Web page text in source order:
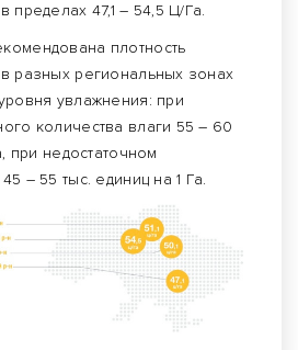
пределах 47,1 – 54,5 Ц/Га.
плотность
разных региональных зонах
увлажнения: при
количества влаги 55 – 60
при недостаточном
– 55 тыс. единиц на 1 Га.